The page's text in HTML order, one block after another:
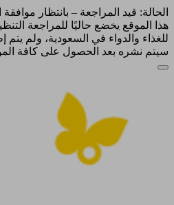
الحالة: قيد المراجعة – بانتظار موافقة
هذا الموقع يخضع حاليًا للمراجعة
للغذاء والدواء في السعودية، ولم يتم
سيتم نشره بعد الحصول على كافة